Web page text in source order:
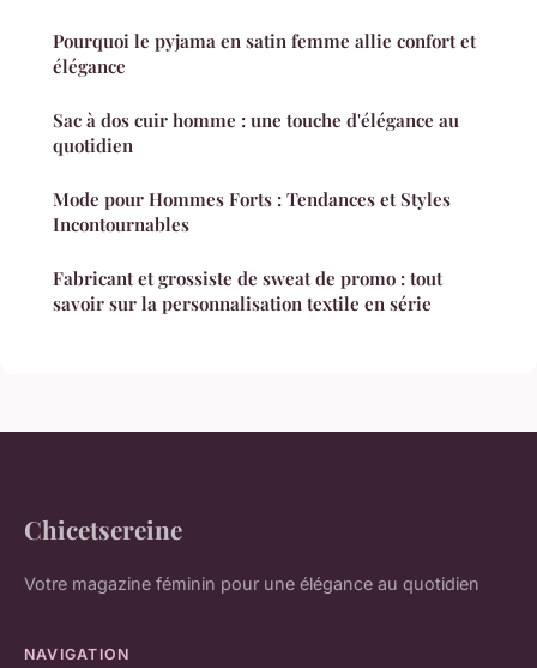
Pourquoi le pyjama en satin femme allie confort et
élégance
Sac à dos cuir homme : une touche d'élégance au
quotidien
Mode pour Hommes Forts : Tendances et Styles
Incontournables
Fabricant et grossiste de sweat de promo : tout
savoir sur la personnalisation textile en série
Chicetsereine
Votre magazine féminin pour une élégance au quotidien
NAVIGATION